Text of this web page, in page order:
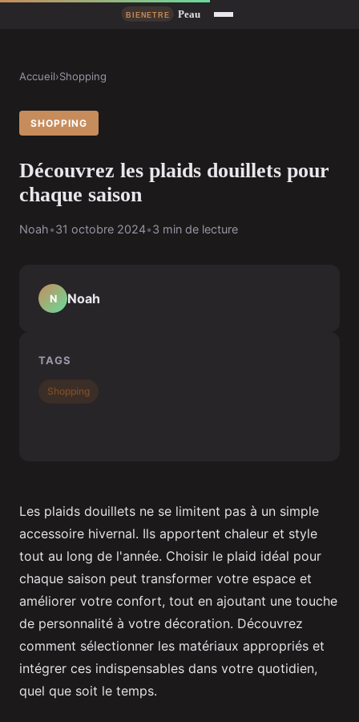
Accueil›Shopping
SHOPPING
Découvrez les plaids douillets pour
chaque saison
Noah•31 octobre 2024•3 min de lecture
Les plaids douillets ne se limitent pas à un simple
accessoire hivernal. Ils apportent chaleur et style
tout au long de l'année. Choisir le plaid idéal pour
chaque saison peut transformer votre espace et
améliorer votre confort, tout en ajoutant une touche
de personnalité à votre décoration. Découvrez
comment sélectionner les matériaux appropriés et
intégrer ces indispensables dans votre quotidien,
quel que soit le temps.
N Noah
TAGS
Shopping